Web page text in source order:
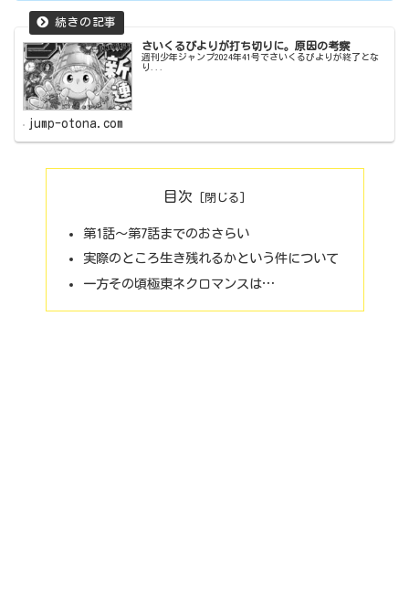
さいくるびよりが打ち切りに。原因の考察
週刊少年ジャンプ2024年41号でさいくるびよりが終了とな
り...
jump-otona.com
目次
第1話～第7話までのおさらい
実際のところ生き残れるかという件について
一方その頃極東ネクロマンスは…